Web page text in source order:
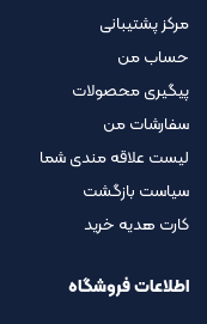
مرکز پشتیبانی
حساب من
پیگیری محصولات
سفارشات من
لیست علاقه مندی شما
سیاست بازگشت
کارت هدیه خرید
اطلاعات فروشگاه